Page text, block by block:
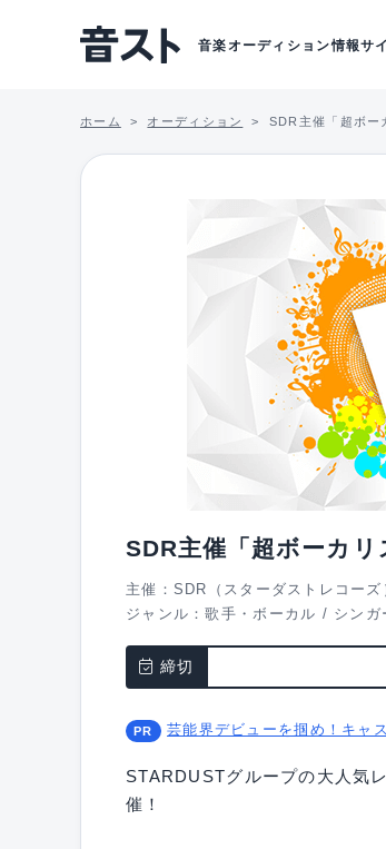
音楽オーディション情報サ
ホーム オーディション SDR主催「超ボー
SDR主催「超ボーカリ
主催：SDR（スターダストレコーズ
ジャンル：歌手・ボーカル / シンガ
締切
芸能界デビューを掴め！キャ
STARDUSTグループの大人気
催！